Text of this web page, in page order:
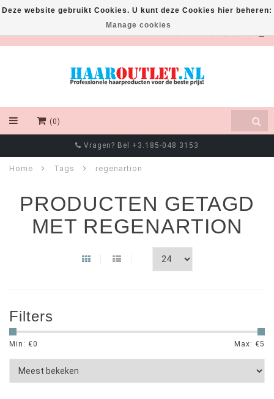
EUR
(0)
Vragen? Bel +3.185-048 3153
Home Tags regenartion
PRODUCTEN GETAGD
MET REGENARTION
Filters
Min: €0 Max: €5
Deze website gebruikt Cookies. U kunt deze Cookies hier beheren:
Manage cookies